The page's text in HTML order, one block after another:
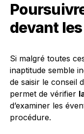
devant
Si malgré toutes
inaptitude semble
de saisir le conseil
permet de vérifier
d’examiner les
procédure.